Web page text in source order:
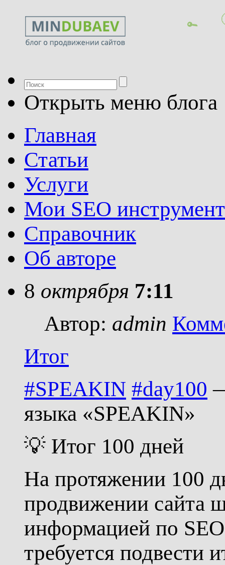
Открыть меню блога
Главная
Статьи
Услуги
Мои SEO
Справочник
Об авторе
8 октрября 7:11
Автор: admin
Итог
#SPEAKIN #day100
языка «SPEAKIN»
💡 Итог 100 дней
На протяжении 100
продвижении сайта
информацией по
требуется подвести